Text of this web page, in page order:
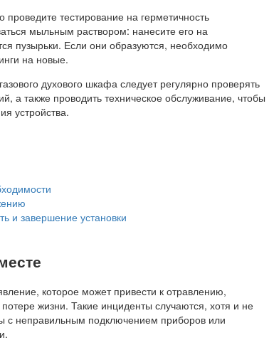
тестирование на герметичность
мыльным раствором: нанесите его на
пузырьки. Если они образуются, необходимо
на новые.
духового шкафа следует регулярно проверять
а также проводить техническое обслуживание, чтобы
устройства.
и завершение установки
которое может привести к отравлению,
жизни. Такие инциденты случаются, хотя и не
с неправильным подключением приборов или